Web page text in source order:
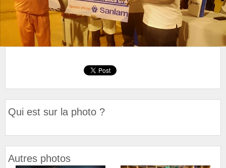
Qui est sur la photo ?
Autres photos